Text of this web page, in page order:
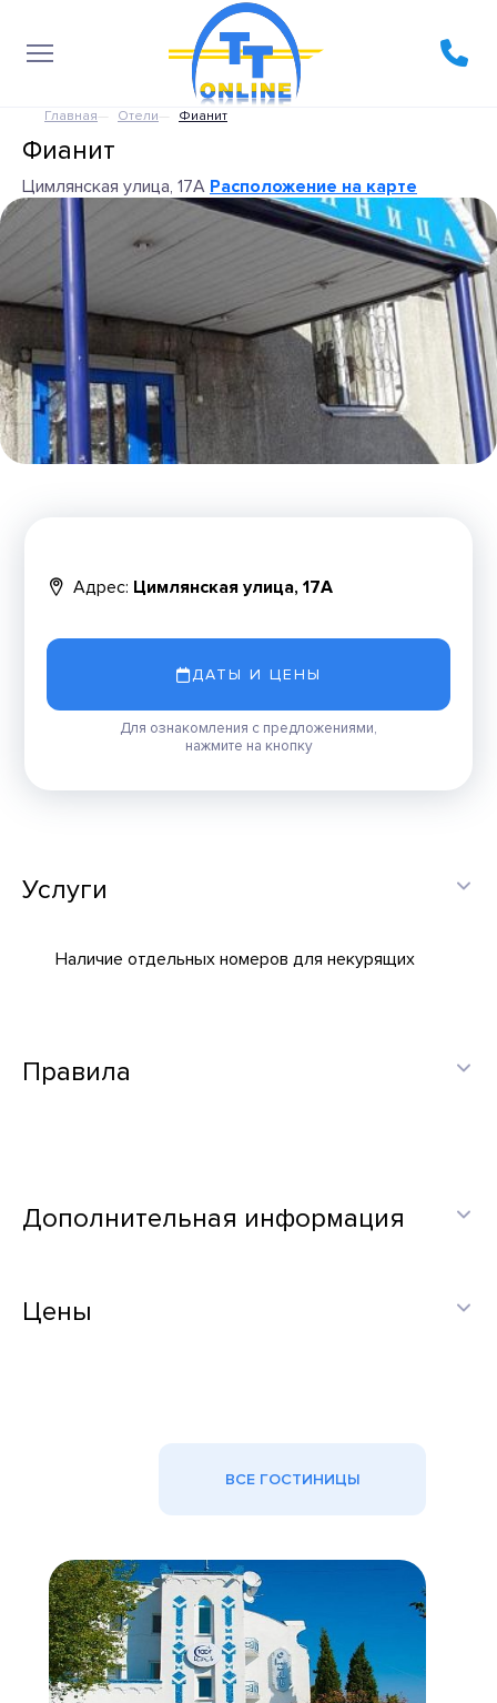
Главная Отели Фианит
Фианит
Цимлянская улица, 17А Расположение на карте
Адрес: Цимлянская улица, 17А
ДАТЫ И ЦЕНЫ
Для ознакомления с предложениями,
нажмите на кнопку
Услуги
Наличие отдельных номеров для некурящих
Правила
Дополнительная информация
Цены
ВСЕ ГОСТИНИЦЫ